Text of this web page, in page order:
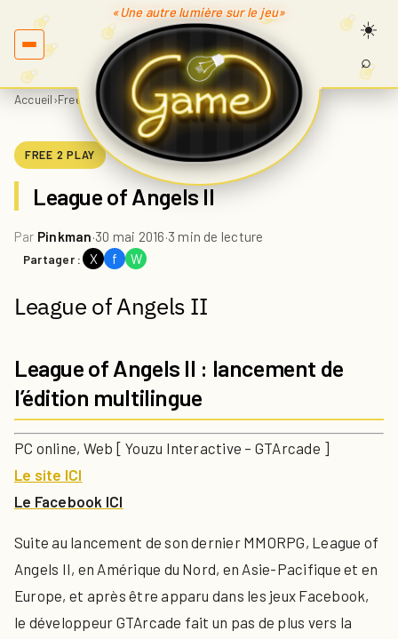
«Une autre lumière sur le jeu»
⌕
Accueil›Free 2 play League of Angels II
FREE 2 PLAY
League of Angels II
Par Pinkman·30 mai 2016·3 min de lecture
Partager : X f W
League of Angels II
League of Angels II : lancement de
l’édition multilingue
PC online, Web [ Youzu Interactive – GTArcade ]
Le site ICI
Le Facebook ICI
Suite au lancement de son dernier MMORPG, League of
Angels II, en Amérique du Nord, en Asie-Pacifique et en
Europe, et après être apparu dans les jeux Facebook,
le développeur GTArcade fait un pas de plus vers la